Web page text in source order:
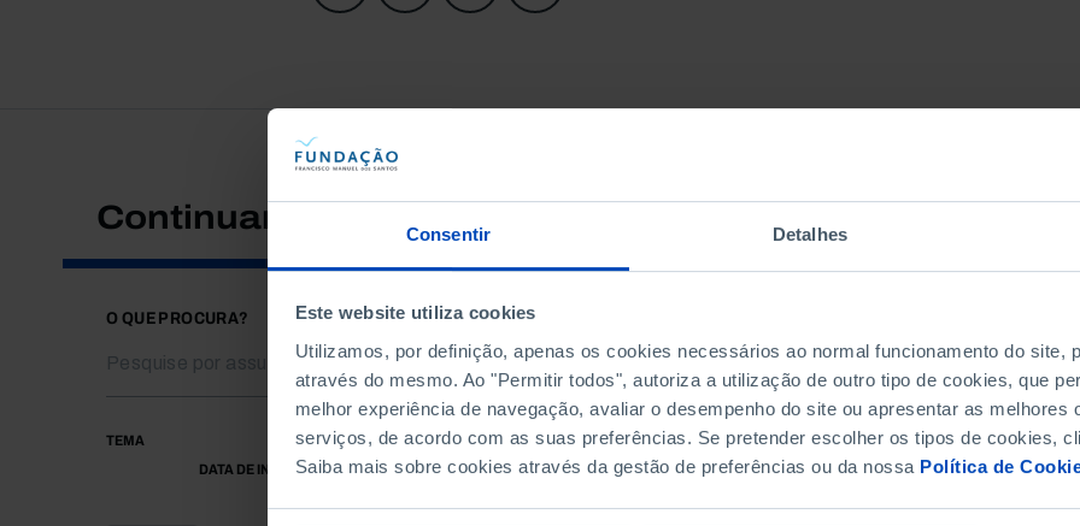
Consentir Detalhes
Este website utiliza cookies
Utilizamos, por definição, apenas os cookies necessários ao normal funcionamento do site,
através do mesmo. Ao "Permitir todos", autoriza a utilização de outro tipo de cookies, que
melhor experiência de navegação, avaliar o desempenho do site ou apresentar as melhores
serviços, de acordo com as suas preferências. Se pretender escolher os tipos de cookies,
Saiba mais sobre cookies através da gestão de preferências ou da nossa Política de
Continuar a pesquisar
O QUE PROCURA?
TEMA
DATA DE INÍCIO
DATA DE FIM